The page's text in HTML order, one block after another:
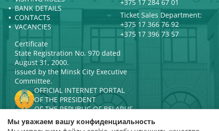
BANK DETAILS
CONTACTS
VACANCIES
+375 17 284 67 01
Ticket Sales Department:
+375 17 366 76 92
+375 17 396 73 57
Certificate
State Registration No. 970 dated
August 31, 2000.
issued by the Minsk City Executive
Committee.
OFFICIAL INTERNET PORTAL
OF THE PRESIDENT
OF THE REPUBLIC OF BELARUS
MINISTRY OF CULTURE OF THE
REPUBLIC OF BELARUS
Мы уважаем вашу конфиденциальность